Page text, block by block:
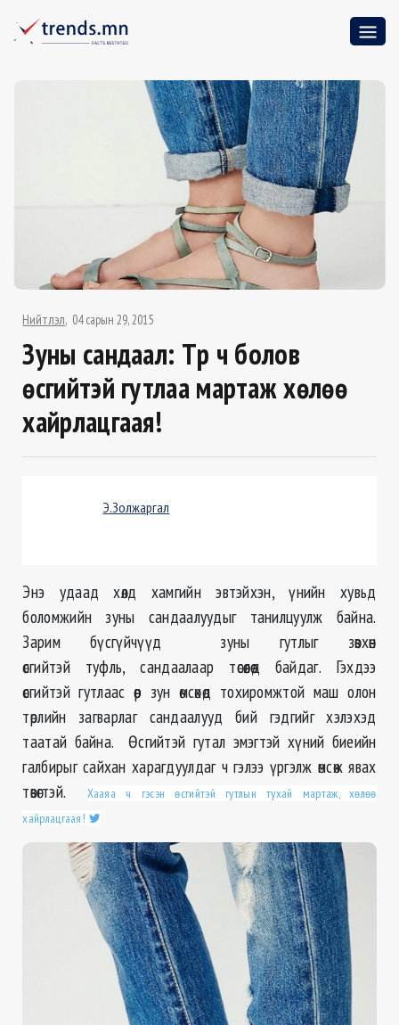
Нийтлэл 04 сарын 29, 2015
Зуны сандаал: Түр ч болов
өсгийтэй гутлаа мартаж хөлөө
хайрлацгаая!
Э.Золжаргал
Энэ удаад хөлд хамгийн эвтэйхэн, үнийн хувьд
боломжийн зуны сандаалуудыг танилцуулж байна.
Зарим бүсгүйчүүд зуны гутлыг зөвхөн
өсгийтэй туфль, сандаалаар төсөөлөөд байдаг. Гэхдээ
өсгийтэй гутлаас өөр зун өмсөхөд тохиромжтой маш олон
төрлийн загварлаг сандаалууд бий гэдгийг хэлэхэд
таатай байна. Өсгийтэй гутал эмэгтэй хүний биеийн
галбирыг сайхан харагдуулдаг ч гэлээ үргэлж өмсөж явах
төвөгтэй.
Хааяа ч гэсэн өсгийтэй гутлын тухай мартаж, хөлөө
хайрлацгаая!